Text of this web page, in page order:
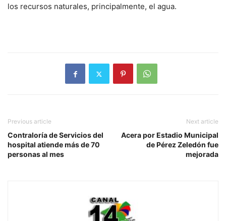
los recursos naturales, principalmente, el agua.
Previous article
Contraloría de Servicios del
hospital atiende más de 70
personas al mes
Next article
Acera por Estadio Municipal
de Pérez Zeledón fue
mejorada